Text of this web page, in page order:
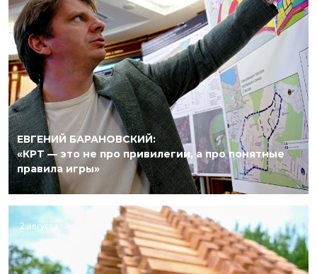
ИИЦ «Недвижимость Петербурга»
(812) 575-37-20
www.nsp.ru
Издательский центр
ЕВГЕНИЙ БАРАНОВСКИЙ:
«КРТ — это не про привилегии, а про понятные
правила игры»
2 августа